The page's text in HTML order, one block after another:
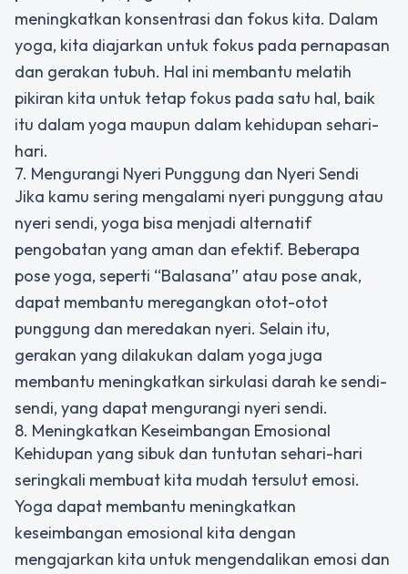
meningkatkan konsentrasi dan fokus kita. Dalam
yoga, kita diajarkan untuk fokus pada pernapasan
dan gerakan tubuh. Hal ini membantu melatih
pikiran kita untuk tetap fokus pada satu hal, baik
itu dalam yoga maupun dalam kehidupan sehari-
hari.
7. Mengurangi Nyeri Punggung dan Nyeri Sendi
Jika kamu sering mengalami nyeri punggung atau
nyeri sendi, yoga bisa menjadi alternatif
pengobatan yang aman dan efektif. Beberapa
pose yoga, seperti “Balasana” atau pose anak,
dapat membantu meregangkan otot-otot
punggung dan meredakan nyeri. Selain itu,
gerakan yang dilakukan dalam yoga juga
membantu meningkatkan sirkulasi darah ke sendi-
sendi, yang dapat mengurangi nyeri sendi.
8. Meningkatkan Keseimbangan Emosional
Kehidupan yang sibuk dan tuntutan sehari-hari
seringkali membuat kita mudah tersulut emosi.
Yoga dapat membantu meningkatkan
keseimbangan emosional kita dengan
mengajarkan kita untuk mengendalikan emosi dan